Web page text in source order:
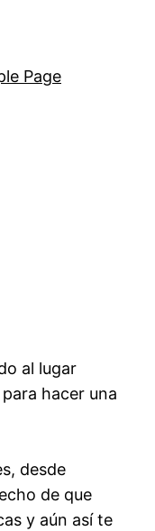
Page
al lugar
hacer una
desde
de que
y aún así te